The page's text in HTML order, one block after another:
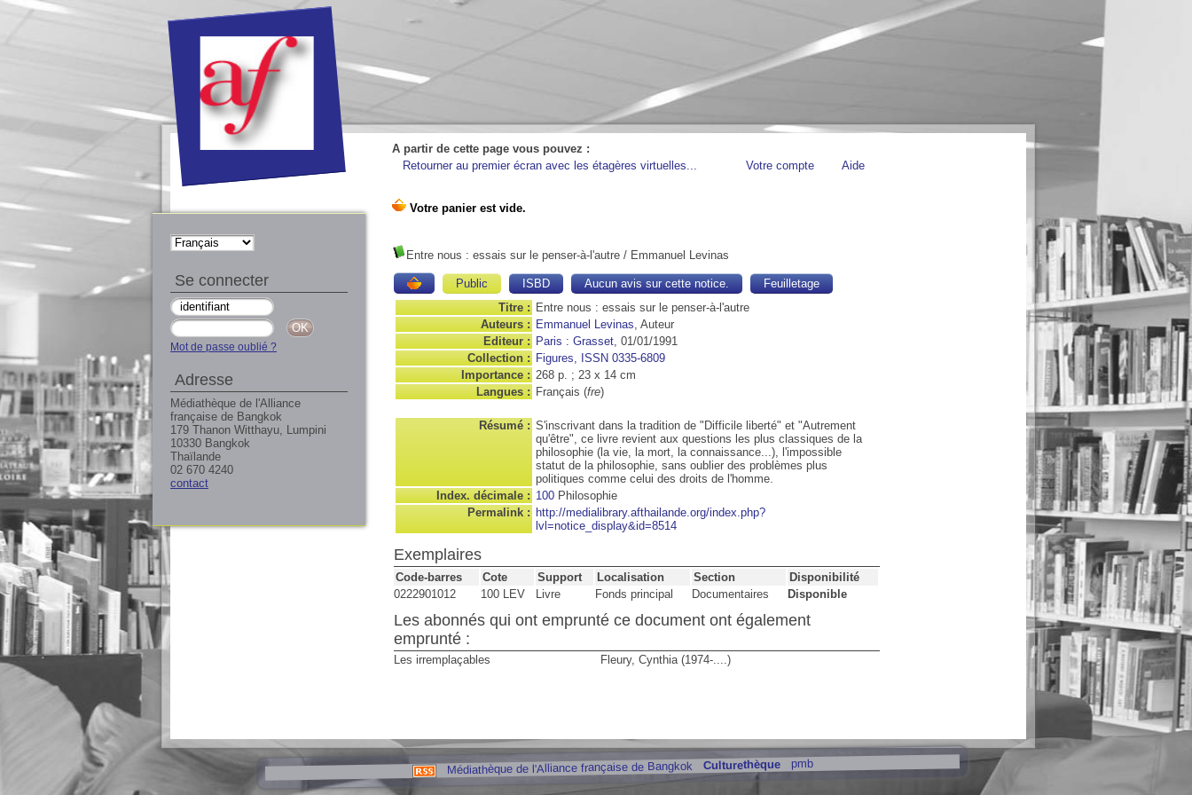
A partir de cette page vous pouvez :
Retourner au premier écran avec les étagères virtuelles...
Votre compte Aide
Entre nous : essais sur le penser-à-l'autre / Emmanuel Levinas
Public ISBD Aucun avis sur cette notice.
Feuilletage
Titre : Entre nous : essais sur le penser-à-l'autre
Auteurs : Emmanuel Levinas, Auteur
Editeur : Paris : Grasset, 01/01/1991
Collection : Figures, ISSN 0335-6809
Importance : 268 p. ; 23 x 14 cm
Langues : Français (fre)
Résumé : S'inscrivant dans la tradition de "Difficile liberté" et "Autrement
qu'être", ce livre revient aux questions les plus classiques de la
philosophie (la vie, la mort, la connaissance...), l'impossible
statut de la philosophie, sans oublier des problèmes plus
politiques comme celui des droits de l'homme.
Index. décimale : 100 Philosophie
Permalink : http://medialibrary.afthailande.org/index.php?
lvl=notice_display&id=8514
Exemplaires
Code-barres Cote Support Localisation Section
Disponibilité
0222901012
100 LEV Livre Fonds principal Documentaires Disponible
Les abonnés qui ont emprunté ce document ont également
emprunté :
Les irremplaçables Fleury, Cynthia (1974-....)
Médiathèque de l'Alliance française de Bangkok Culturethèque pmb
Se connecter
Mot de passe oublié ?
Adresse
Médiathèque de l'Alliance
française de Bangkok
179 Thanon Witthayu, Lumpini
10330 Bangkok
Thaïlande
02 670 4240
contact